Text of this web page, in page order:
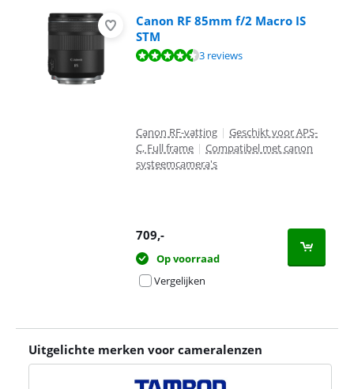
Canon RF 85mm f/2 Macro IS
STM
Beoordeling is 8,6 van de 10, gebaseerd op 3 reviews.
3 reviews
Canon RF-vatting | Geschikt voor APS-
C, Full frame | Compatibel met canon
systeemcamera's
709,-
Op voorraad
Vergelijken
Uitgelichte merken voor cameralenzen